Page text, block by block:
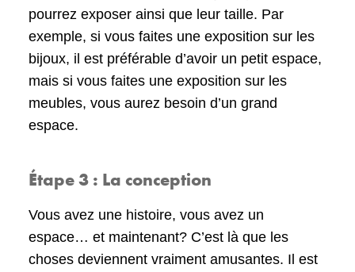
pourrez exposer ainsi que leur taille. Par
exemple, si vous faites une exposition sur les
bijoux, il est préférable d’avoir un petit espace,
mais si vous faites une exposition sur les
meubles, vous aurez besoin d’un grand
espace.
Étape 3 : La conception
Vous avez une histoire, vous avez un
espace… et maintenant? C’est là que les
choses deviennent vraiment amusantes. Il est